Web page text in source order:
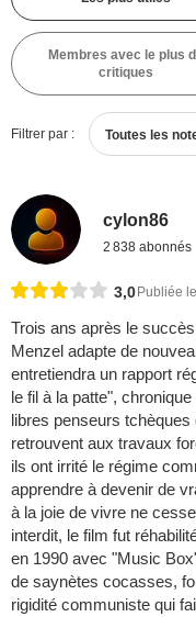
Membres avec le plus
critiques
Filtrer par : Toutes les
cylon86
2 838 abonnés
3,0 Publiée
Trois ans après le
Menzel adapte de
entretiendra un rapport
le fil à la patte",
libres penseurs
retrouvent aux travaux
ils ont irrité le régime
apprendre à devenir de
à la joie de vivre ne
interdit, le film fut
en 1990 avec "Music
de saynètes cocasses,
rigidité communiste qui